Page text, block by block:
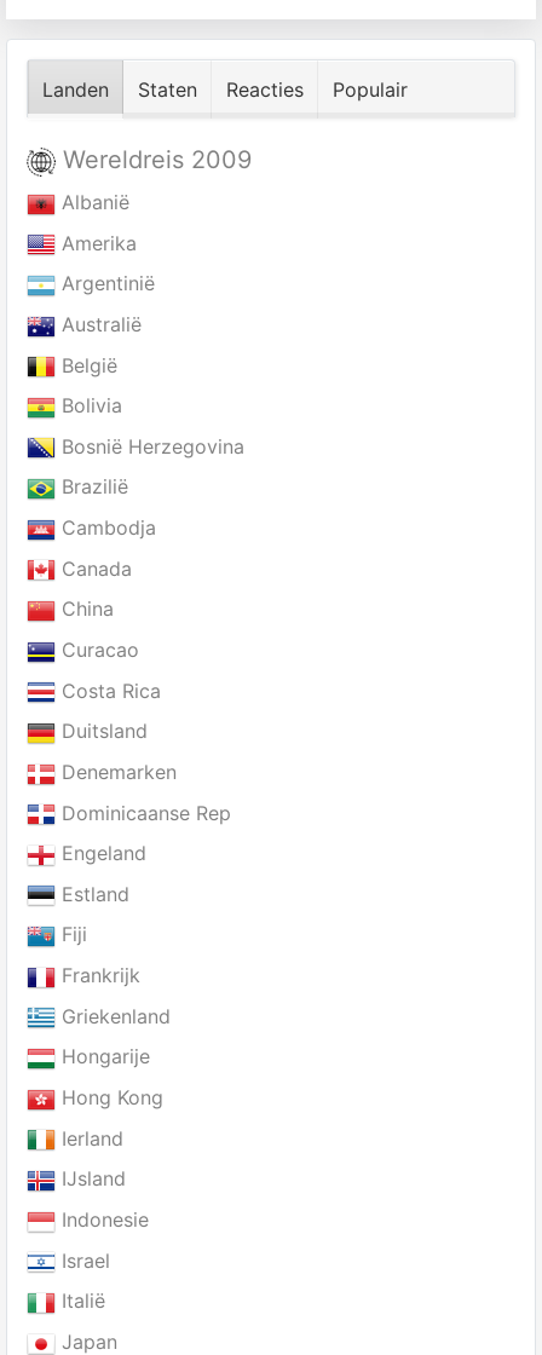
Landen Staten Reacties Populair
Wereldreis 2009
Albanië
Amerika
Argentinië
Australië
België
Bolivia
Bosnië Herzegovina
Brazilië
Cambodja
Canada
China
Curacao
Costa Rica
Duitsland
Denemarken
Dominicaanse Rep
Engeland
Estland
Fiji
Frankrijk
Griekenland
Hongarije
Hong Kong
Ierland
IJsland
Indonesie
Israel
Italië
Japan